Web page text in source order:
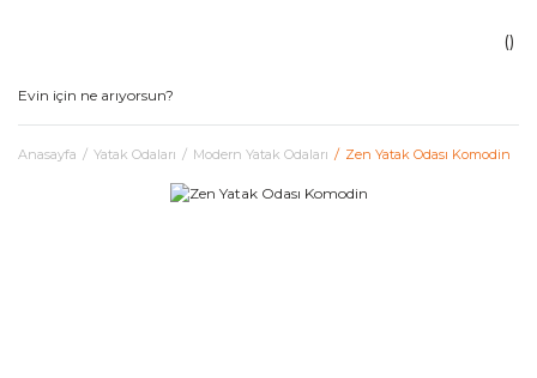
Anasayfa Yatak Odaları Modern Yatak Odaları Zen Yatak Odası Komodin